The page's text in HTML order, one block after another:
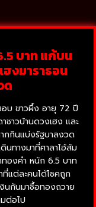
บาท แก้บน
งมาราธอน
ด
บ ขาวผึ้ง อายุ 72 ปี
ชาวบ้านดวงเฮง และ
กกินแบ่งรัฐบาลงวด
ทางมาที่ศาลาไอ้ส้ม
องคำ หนัก 6.5 บาท
แต่ละคนได้โชคถูก
นกันมาซื้อทองถวาย
ต่อไป